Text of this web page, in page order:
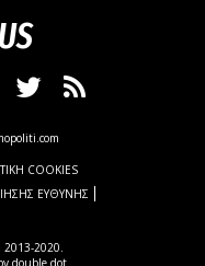
2013-2020.
double dot
COOKIES
ΕΥΘΥΝΗΣ